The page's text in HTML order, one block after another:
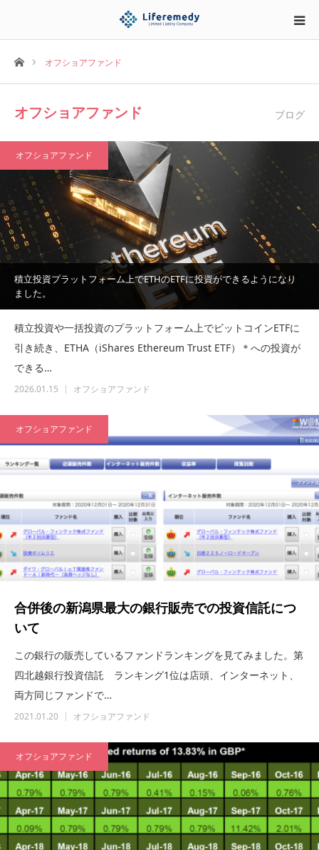
ホームオフショアファンド
オフショアファンド ブログ
オフショアファンド
積立投資プラットフォーム上でETHのETFに投資ができるようになり
ました。
積立投資や一括投資のプラットフォーム上でビットコインETFに
引き続き、ETHA（iShares Ethereum Trust ETF）＊への投資が
できる…
2026.01.15 オフショアファンド
オフショアファンド
合併後の新潟県最大の銀行販売での投資信託につ
いて
この銀行の販売しているファンドランキングを見てみました。第
四北越銀行投資信託 ランキング1位は店頭、インターネット、
両方同じファンドで…
2021.01.20 オフショアファンド
オフショアファンド